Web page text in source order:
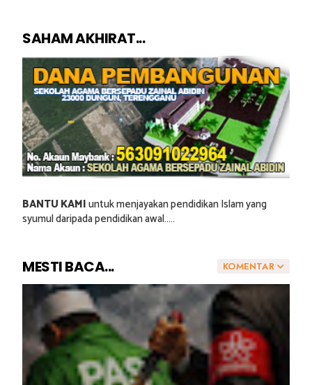
SAHAM AKHIRAT...
BANTU KAMIuntuk menjayakan pendidikan Islam yang
syumul daripada pendidikan awal.....
KOMENTAR
MESTI BACA...